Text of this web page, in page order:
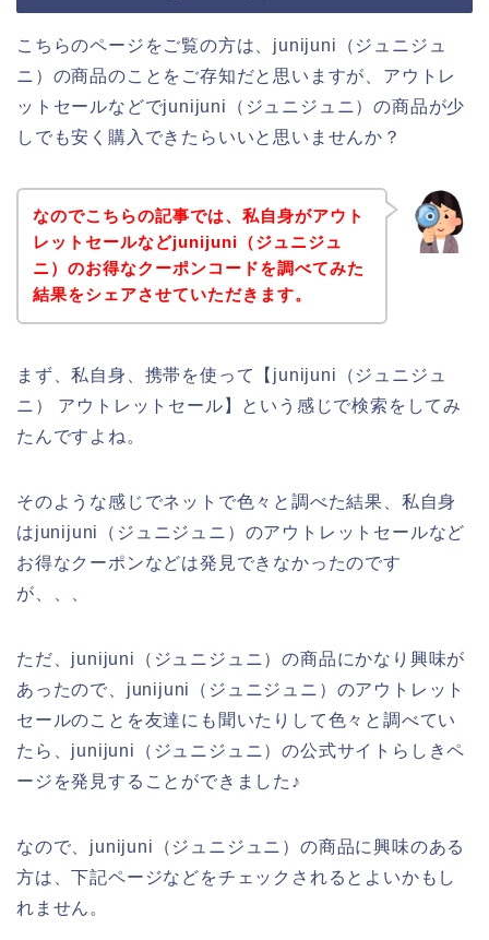
こちらのページをご覧の方は、junijuni（ジュニジュ
ニ）の商品のことをご存知だと思いますが、アウトレ
ットセールなどでjunijuni（ジュニジュニ）の商品が少
しでも安く購入できたらいいと思いませんか？
なのでこちらの記事では、私自身がアウト
レットセールなどjunijuni（ジュニジュ
ニ）のお得なクーポンコードを調べてみた
結果をシェアさせていただきます。
まず、私自身、携帯を使って【junijuni（ジュニジュ
ニ） アウトレットセール】という感じで検索をしてみ
たんですよね。
そのような感じでネットで色々と調べた結果、私自身
はjunijuni（ジュニジュニ）のアウトレットセールなど
お得なクーポンなどは発見できなかったのです
が、、、
ただ、junijuni（ジュニジュニ）の商品にかなり興味が
あったので、junijuni（ジュニジュニ）のアウトレット
セールのことを友達にも聞いたりして色々と調べてい
たら、junijuni（ジュニジュニ）の公式サイトらしきペ
ージを発見することができました♪
なので、junijuni（ジュニジュニ）の商品に興味のある
方は、下記ページなどをチェックされるとよいかもし
れません。